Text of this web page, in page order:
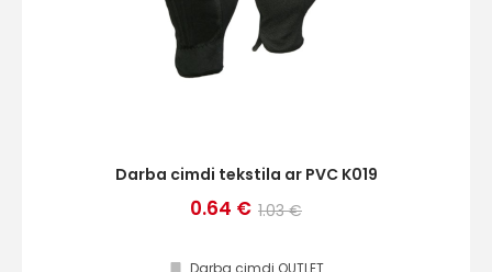
Darba cimdi tekstila ar PVC K019
0.64 € 1.03 €
Darba cimdi OUTLET
ar
ātrāk